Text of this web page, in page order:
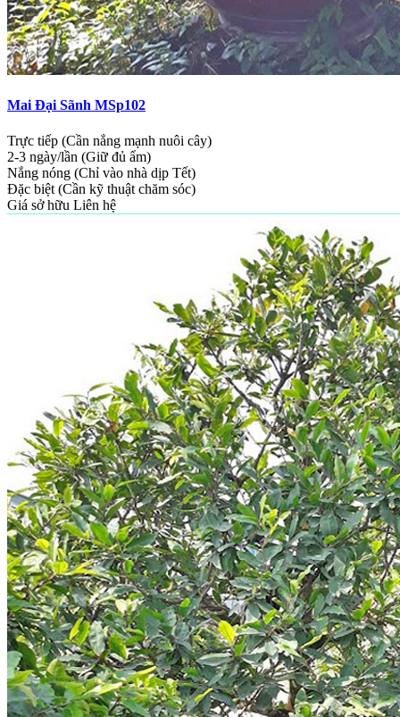
Mai Đại Sãnh MSp102
Trực tiếp (Cần nắng mạnh nuôi cây)
2-3 ngày/lần (Giữ đủ ẩm)
Nắng nóng (Chỉ vào nhà dịp Tết)
Đặc biệt (Cần kỹ thuật chăm sóc)
Giá sở hữu Liên hệ